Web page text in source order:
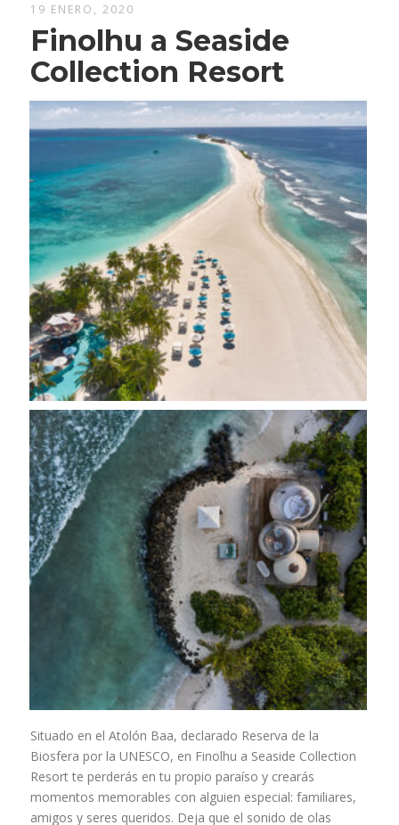
19 ENERO, 2020
Finolhu a Seaside
Collection Resort
Situado en el Atolón Baa, declarado Reserva de la
Biosfera por la UNESCO, en Finolhu a Seaside Collection
Resort te perderás en tu propio paraíso y crearás
momentos memorables con alguien especial: familiares,
amigos y seres queridos. Deja que el sonido de olas